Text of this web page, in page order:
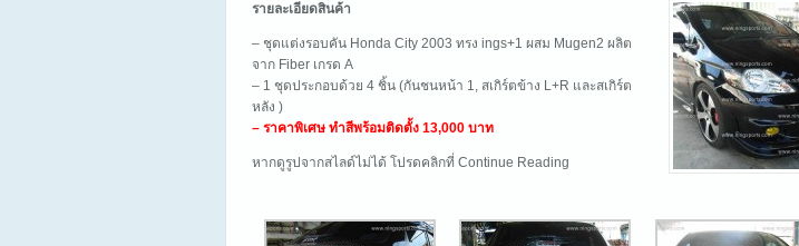
รายละเอียดสินค้า
– ชุดแต่งรอบคัน Honda City 2003 ทรง ings+1 ผสม Mugen2 ผลิต
จาก Fiber เกรด A
– 1 ชุดประกอบด้วย 4 ชิ้น (กันชนหน้า 1, สเกิร์ตข้าง L+R และสเกิร์ต
หลัง )
– ราคาพิเศษ ทำสีพร้อมติดตั้ง 13,000 บาท
หากดูรูปจากสไลด์ไม่ได้ โปรดคลิกที่ Continue Reading